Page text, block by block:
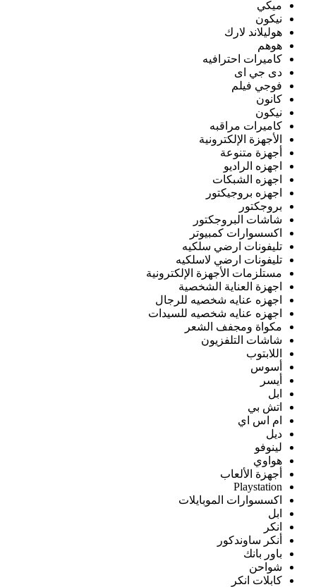
ميكي
نيكون
هوليلاند لارك
هوهم
كاميرات احترافيه
دى جي اى
فوجي فيلم
كانون
نيكون
كاميرات مراقبه
الأجهزة الإلكترونية
أجهزة متنوعة
اجهزه الراديو
اجهزه الشبكات
اجهزه بروجيكتور
بروجكتور
شاشات البروجكتور
اكسسوارات كمبيوتر
تليفونات ارضي سلكيه
تليفونات ارضي لاسلكيه
مستلزمات الأجهزة الإلكترونية
اجهزة العناية الشخصية
اجهزه عنايه شخصيه للرجال
اجهزه عنايه شخصيه للسيدات
مكواة ومجفف الشعر
شاشات التلفزيون
اللابتوب
أسوس
أيسر
ابل
اتش بي
ام اس اي
ديل
لينوفو
هواوي
أجهزة الألعاب
Playstation
اكسسوارات الموبايلات
ابل
انكر
أنكر ساوندكور
باور بانك
شواحن
كابلات انكر